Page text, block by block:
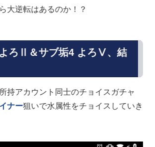
大逆転はあるのか！？
ろⅡ＆サブ垢4 よろⅤ、結
持アカウント同士のチョイスガチャ
ナー狙いで水属性をチョイスしていき